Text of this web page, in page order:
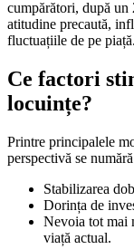
cumpărători, după un
atitudine precaută,
fluctuațiile de pe piață.
Ce factori
locuințe?
Printre principalele
perspectivă se
Stabilizarea
Dorința de
Nevoia tot mai
viață actual.